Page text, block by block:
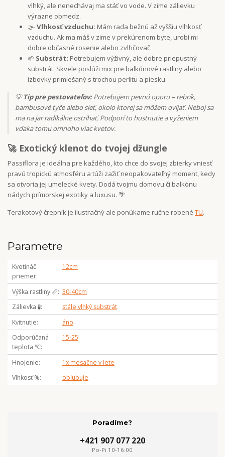
vlhký, ale nenechávaj ma stáť vo vode. V zime zálievku
výrazne obmedz.
🌫️ Vlhkosť vzduchu: Mám rada bežnú až vyššiu vlhkosť
vzduchu. Ak ma máš v zime v prekúrenom byte, urobí mi
dobre občasné rosenie alebo zvlhčovač.
🌱 Substrát: Potrebujem výživný, ale dobre priepustný
substrát. Skvele poslúži mix pre balkónové rastliny alebo
izbovky primiešaný s trochou perlitu a piesku.
💡Tip pre pestovateľov:Potrebujem pevnú oporu – rebrík,
bambusové tyče alebo sieť, okolo ktorej sa môžem ovíjať. Neboj sa
ma na jar radikálne ostrihať. Podporí to hustnutie a vyženiem
vďaka tomu omnoho viac kvetov.
🚀 Exotický klenot do tvojej džungle
Passiflora je ideálna pre každého, kto chce do svojej zbierky vniesť
pravú tropickú atmosféru a túži zažiť neopakovateľný moment, kedy
sa otvoria jej umelecké kvety. Dodá tvojmu domovu či balkónu
nádych prímorskej exotiky a luxusu. 🌴
Terakotový črepník je ilustračný ale ponúkame ručne robené TU.
Parametre
Kvetináč
priemer
12cm
Výška rastliny 📏 30-40cm
Zálievka 🧪
stále vlhký substrát
Kvitnutie
áno
Odporúčaná
teplota ℃
15-25
Hnojenie
1x mesačne v lete
Vlhkosť %
obľubuje
Poradíme?
+421 907 077 220
Po-Pi 10-16:00